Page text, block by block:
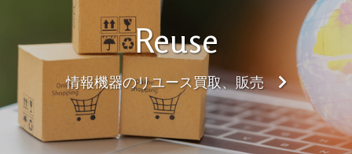
Reuse
情報機器のリユース買取、販売